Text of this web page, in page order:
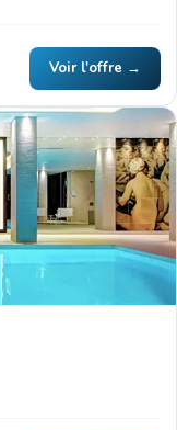
Voir l'offre →